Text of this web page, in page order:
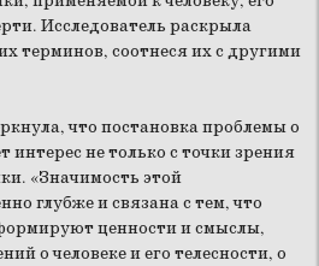
Исследователь раскрыла
терминов, соотнеся их с другими
что постановка проблемы о
интерес не только с точки зрения
«Значимость этой
глубже и связана с тем, что
ценности и смыслы,
о человеке и его телесности, о